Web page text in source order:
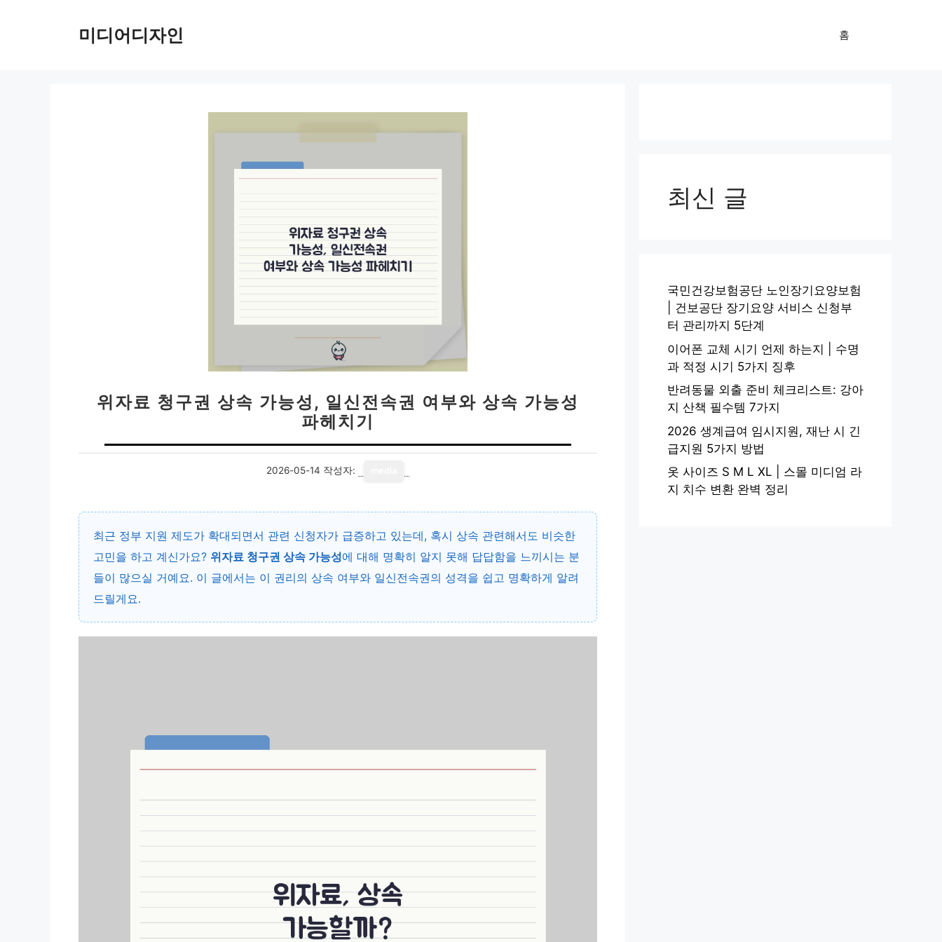
미디어디자인 홈
위자료 청구권 상속 가능성, 일신전속권 여부와 상속 가능성
파헤치기
2026-05-14 작성자:
최근 정부 지원 제도가 확대되면서 관련 신청자가 급증하고 있는데, 혹시 상속 관련해서도 비슷한
고민을 하고 계신가요? 위자료 청구권 상속 가능성에 대해 명확히 알지 못해 답답함을 느끼시는 분
들이 많으실 거예요. 이 글에서는 이 권리의 상속 여부와 일신전속권의 성격을 쉽고 명확하게 알려
드릴게요.
최신 글
국민건강보험공단 노인장기요양보험
| 건보공단 장기요양 서비스 신청부
터 관리까지 5단계
이어폰 교체 시기 언제 하는지 | 수명
과 적정 시기 5가지 징후
반려동물 외출 준비 체크리스트: 강아
지 산책 필수템 7가지
2026 생계급여 임시지원, 재난 시 긴
급지원 5가지 방법
옷 사이즈 S M L XL | 스몰 미디엄 라
지 치수 변환 완벽 정리